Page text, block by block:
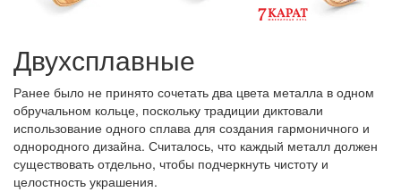
Двухсплавные
Ранее было не принято сочетать два цвета металла в одном
обручальном кольце, поскольку традиции диктовали
использование одного сплава для создания гармоничного и
однородного дизайна. Считалось, что каждый металл должен
существовать отдельно, чтобы подчеркнуть чистоту и
целостность украшения.